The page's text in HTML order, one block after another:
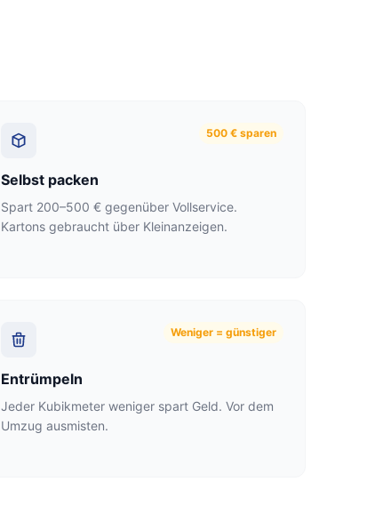
500 € sparen
Selbst packen
Spart 200–500 € gegenüber Vollservice.
Kartons gebraucht über Kleinanzeigen.
Weniger = günstiger
Entrümpeln
Jeder Kubikmeter weniger spart Geld. Vor dem
Umzug ausmisten.